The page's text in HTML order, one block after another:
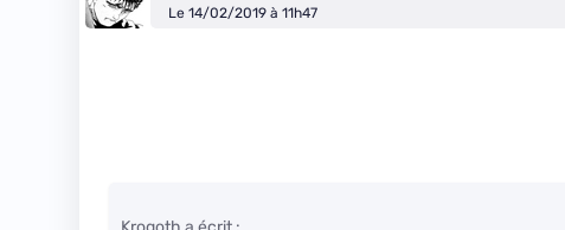
Le 14/02/2019 à 11h47